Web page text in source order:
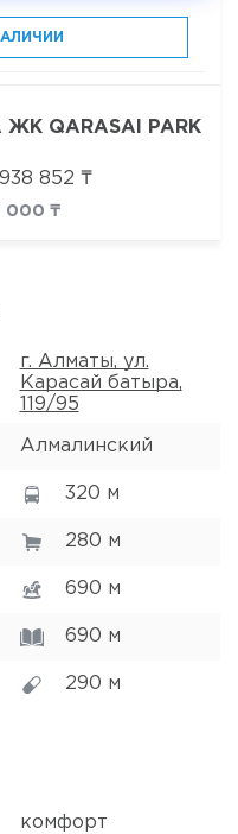
QARASAI PARK
852 ₸
000 ₸
г. Алматы, ул.
Карасай батыра,
119/95
Алмалинский
320 м
280 м
690 м
690 м
290 м
комфорт